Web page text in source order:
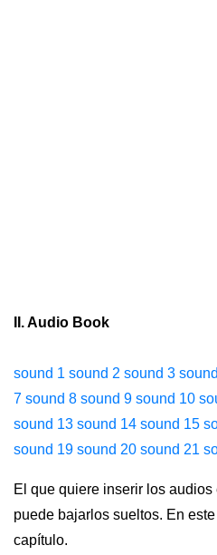
II. Audio Book
sound 1 sound 2 sound 3
7 sound 8 sound 9 sound 10
sound 13 sound 14 sound 15
sound 19 sound 20 sound 21
El que quiere inserir los
puede bajarlos sueltos. En
capítulo.